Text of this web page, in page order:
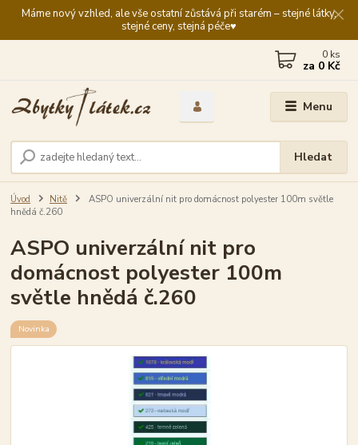
Máme nový vzhled, ale vše ostatní zůstává při starém – stejné látky,
stejné ceny, stejná péče♥️
Menu
Hledat
0 ks
za 0 Kč
Úvod Nitě
ASPO univerzální nit pro domácnost polyester 100m světle
hnědá č.260
ASPO univerzální nit pro
domácnost polyester 100m
světle hnědá č.260
Novinka